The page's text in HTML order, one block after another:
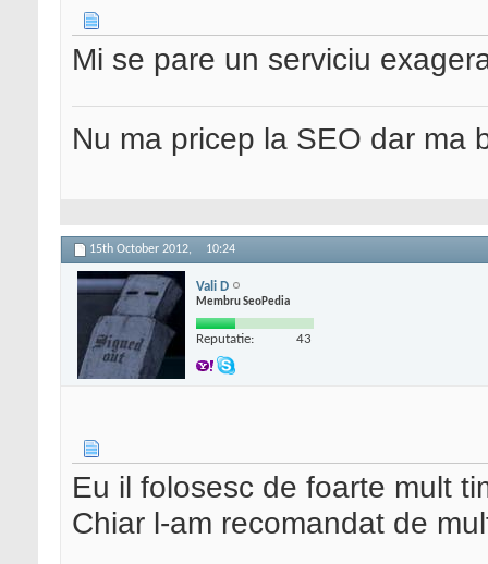
Mi se pare un serviciu
Nu ma pricep la SEO dar ma
15th October 2012, 10:24
Vali D
Membru SeoPedia
Reputatie: 43
Eu il folosesc de foarte mult
Chiar l-am recomandat de